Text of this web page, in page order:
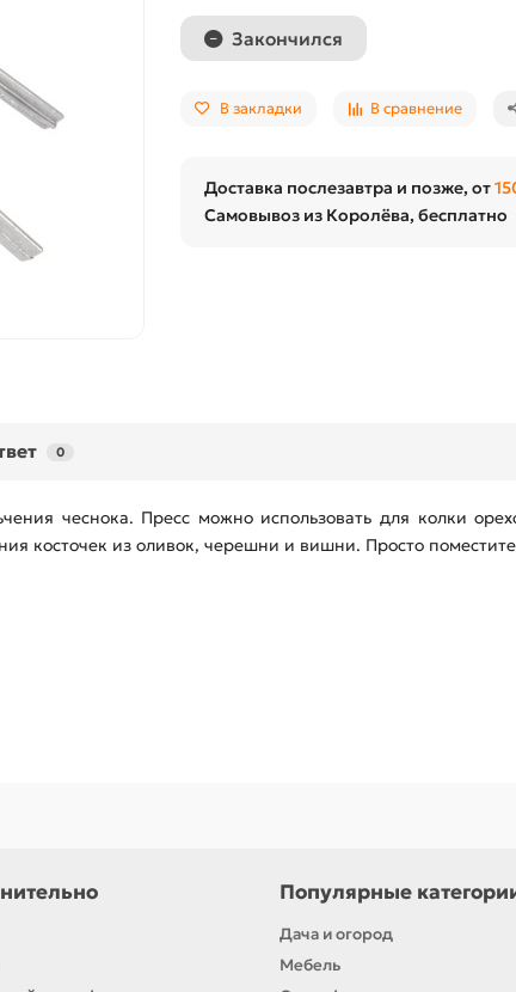
Закончился
В закладки В сравнение
Доставка послезавтра и позже, от
Самовывоз из Королёва, бесплатно
0
чеснока. Пресс можно использовать для колки
косточек из оливок, черешни и вишни. Просто
Популярные
Дача и огород
Мебель